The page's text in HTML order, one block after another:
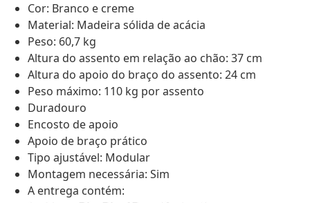
Cor: Branco e creme
Material: Madeira sólida de acácia
Peso: 60,7 kg
Altura do assento em relação ao chão: 37 cm
Altura do apoio do braço do assento: 24 cm
Peso máximo: 110 kg por assento
Duradouro
Encosto de apoio
Apoio de braço prático
Tipo ajustável: Modular
Montagem necessária: Sim
A entrega contém: